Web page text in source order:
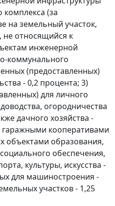
(за
на земельный участок,
не относящийся к
инженерной
коммунального
(предоставленных)
- 0,2 процента; 3)
для личного
огородничества
дачного хозяйства -
гаражными кооперативами
объектами образования,
обеспечения,
культуры, искусства -
для машиностроения -
участков - 1,25